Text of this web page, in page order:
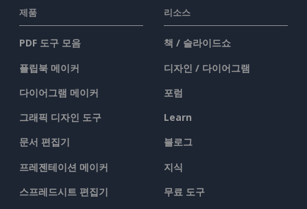
제품
PDF 도구 모음
플립북 메이커
다이어그램 메이커
그래픽 디자인 도구
문서 편집기
프레젠테이션 메이커
스프레드시트 편집기
리소스
책 / 슬라이드쇼
디자인 / 다이어그램
포럼
Learn
블로그
지식
무료 도구